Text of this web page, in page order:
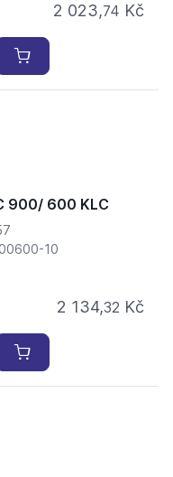
2 023,74 Kč
900/ 600 KLC
10
2 134,32 Kč